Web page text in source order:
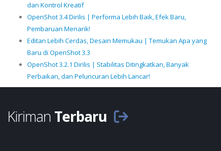
dan Kontrol Kreatif
OpenShot 3.4 Dirilis | Performa Lebih Baik, Efek Baru,
Pembaruan Menarik!
Editan Lebih Cerdas, Desain Memukau | Temukan Apa yang
Baru di OpenShot 3.3
OpenShot 3.2.1 Dirilis | Stabilitas Ditingkatkan, Banyak
Perbaikan, dan Peluncuran Lebih Lancar!
Kiriman Terbaru